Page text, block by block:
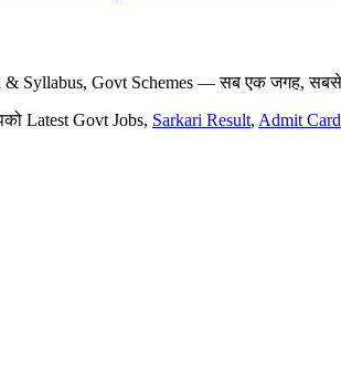
& Syllabus, Govt Schemes — सब एक जगह,
Latest Govt Jobs, Sarkari Result, Admit Card